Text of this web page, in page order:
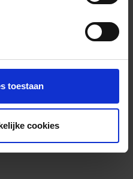
toestaan
cookies